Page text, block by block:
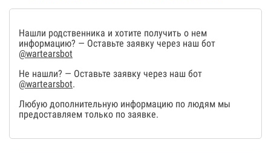
Нашли родственника и хотите получить о нем
информацию? — Оставьте заявку через наш бот
@wartearsbot
Не нашли? — Оставьте заявку через наш бот
@wartearsbot.
Любую дополнительную информацию по людям мы
предоставляем только по заявке.